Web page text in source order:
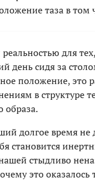
таза в том
для
день сидя за
положение, это
в структуре
образа.
долгое время не
становится
стыдливо
это оказалось